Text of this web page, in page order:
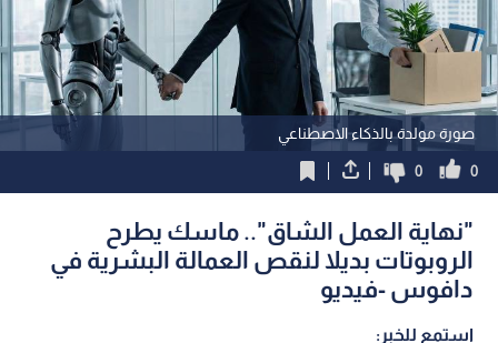
صورة مولدة بالذكاء الاصطناعي
0
0
"نهاية العمل الشاق".. ماسك يطرح
الروبوتات بديلا لنقص العمالة البشرية في
دافوس -فيديو
استمع للخبر: